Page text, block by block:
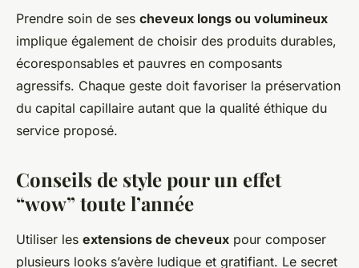
Prendre soin de ses cheveux longs ou volumineux
implique également de choisir des produits durables,
écoresponsables et pauvres en composants
agressifs. Chaque geste doit favoriser la préservation
du capital capillaire autant que la qualité éthique du
service proposé.
Conseils de style pour un effet
“wow” toute l’année
Utiliser les extensions de cheveux pour composer
plusieurs looks s’avère ludique et gratifiant. Le secret